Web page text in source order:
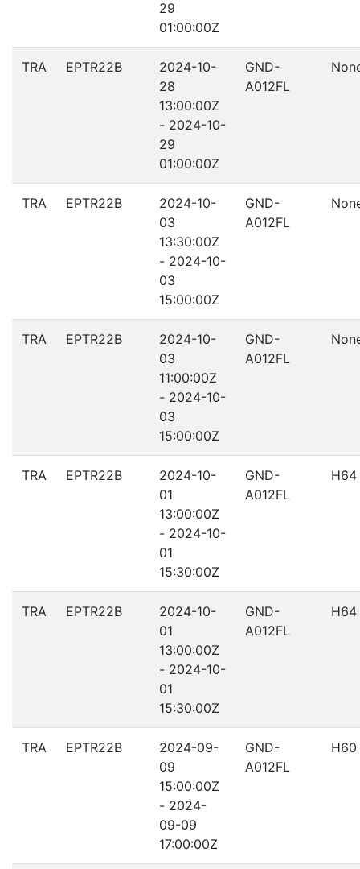
29
01:00:00Z
TRA EPTR22B
2024-10-
28
13:00:00Z
- 2024-10-
29
01:00:00Z
GND-
A012FL
TRA EPTR22B
2024-10-
03
13:30:00Z
- 2024-10-
03
15:00:00Z
GND-
A012FL
TRA EPTR22B
2024-10-
03
11:00:00Z
- 2024-10-
03
15:00:00Z
GND-
A012FL
TRA EPTR22B
2024-10-
01
13:00:00Z
- 2024-10-
01
15:30:00Z
GND-
A012FL
H64
TRA EPTR22B
2024-10-
01
13:00:00Z
- 2024-10-
01
15:30:00Z
GND-
A012FL
H64
TRA EPTR22B
2024-09-
09
15:00:00Z
- 2024-
09-09
17:00:00Z
GND-
A012FL
H60